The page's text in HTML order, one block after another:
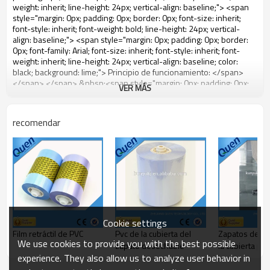
VER MÁS
recomendar
Film retráctil de PVC
Pvc de la cubierta del
zapato desechable
Zapatos de
la cubierta
dispensador
Cookie settings
We use cookies to provide you with the best possible
experience. They also allow us to analyze user behavior in